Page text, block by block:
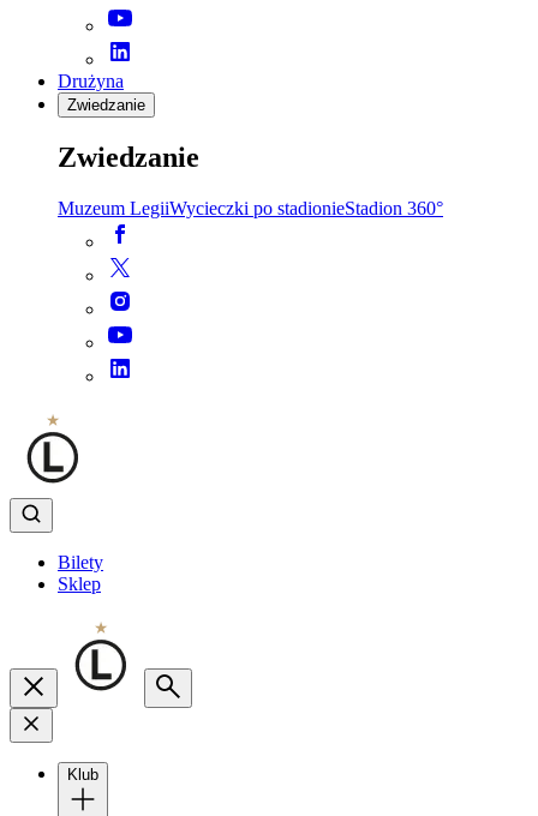
Drużyna
Zwiedzanie
Zwiedzanie
Muzeum LegiiWycieczki po stadionieStadion 360°
Bilety
Sklep
Klub